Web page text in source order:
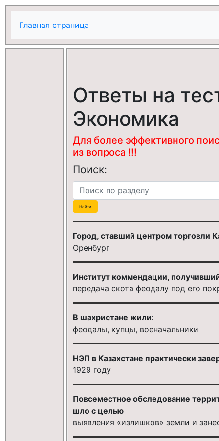
Главная страница
Ответы на
Экономика
Для более эффективного
из вопроса !!!
Поиск:
Город, ставший центром торговли
Оренбург
Институт коммендации,
передача скота феодалу под его
В шахристане жили:
феодалы, купцы, военачальники
НЭП в Казахстане практически
1929 году
Повсеместное обследование
шло с целью
выявления «излишков» земли и